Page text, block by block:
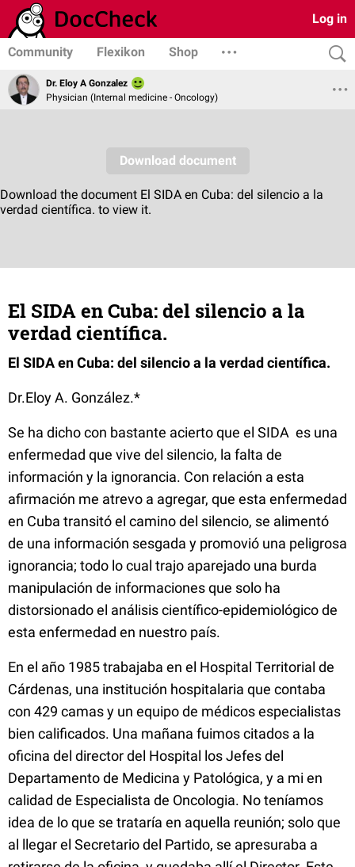
Log in
Community Flexikon Shop
Dr. Eloy A Gonzalez
Physician (Internal medicine - Oncology)
El SIDA en Cuba: del silencio a la
verdad científica.
El SIDA en Cuba: del silencio a la verdad científica.
Dr.Eloy A. González.*
Se ha dicho con bastante acierto que el SIDA es una
enfermedad que vive del silencio, la falta de
información y la ignorancia. Con relación a esta
afirmación me atrevo a agregar, que esta enfermedad
en Cuba transitó el camino del silencio, se alimentó
de una información sesgada y promovió una peligrosa
ignorancia; todo lo cual trajo aparejado una burda
manipulación de informaciones que solo ha
distorsionado el análisis científico-epidemiológico de
esta enfermedad en nuestro país.
En el año 1985 trabajaba en el Hospital Territorial de
Cárdenas, una institución hospitalaria que contaba
con 429 camas y un equipo de médicos especialistas
bien calificados. Una mañana fuimos citados a la
oficina del director del Hospital los Jefes del
Departamento de Medicina y Patológica, y a mi en
calidad de Especialista de Oncologia. No teníamos
idea de lo que se trataría en aquella reunión; solo que
al llegar el Secretario del Partido, se apresuraba a